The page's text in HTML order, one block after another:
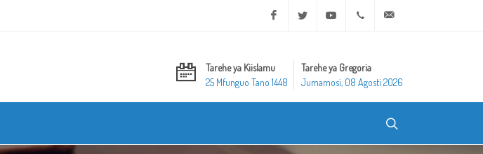
Facebook Twitter Youtube +20 2 25970400
Tarehe ya Kiislamu
25 Mfunguo Tano 1448
Tarehe ya Gregoria
Jumamosi, 08 Agosti 2026